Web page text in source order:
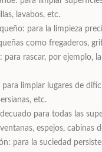
lavabos, etc.
para la limpieza
como fregaderos,
para rascar, por ejemplo,
limpiar lugares de
etc.
para todas las
espejos, cabinas
para la suciedad